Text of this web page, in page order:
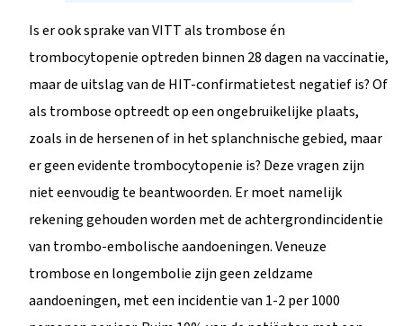
Is er ook sprake van VITT als trombose én
trombocytopenie optreden binnen 28 dagen na vaccinatie,
maar de uitslag van de HIT-confirmatietest negatief is? Of
als trombose optreedt op een ongebruikelijke plaats,
zoals in de hersenen of in het splanchnische gebied, maar
er geen evidente trombocytopenie is? Deze vragen zijn
niet eenvoudig te beantwoorden. Er moet namelijk
rekening gehouden worden met de achtergrondincidentie
van trombo-embolische aandoeningen. Veneuze
trombose en longembolie zijn geen zeldzame
aandoeningen, met een incidentie van 1-2 per 1000